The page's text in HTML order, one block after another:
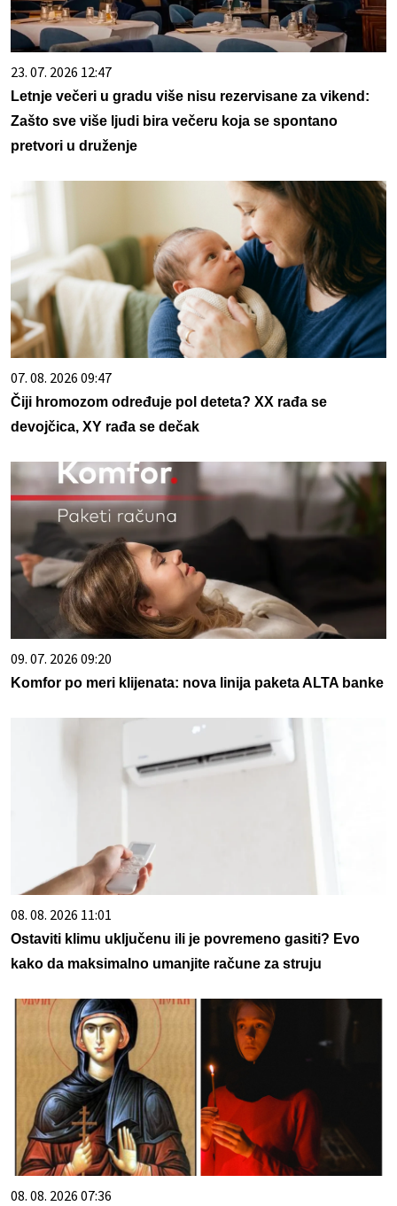
23. 07. 2026 12:47
Letnje večeri u gradu više nisu rezervisane za vikend:
Zašto sve više ljudi bira večeru koja se spontano
pretvori u druženje
07. 08. 2026 09:47
Čiji hromozom određuje pol deteta? XX rađa se
devojčica, XY rađa se dečak
09. 07. 2026 09:20
Komfor po meri klijenata: nova linija paketa ALTA banke
08. 08. 2026 11:01
Ostaviti klimu uključenu ili je povremeno gasiti? Evo
kako da maksimalno umanjite račune za struju
08. 08. 2026 07:36